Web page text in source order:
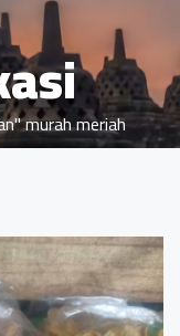
murah meriah